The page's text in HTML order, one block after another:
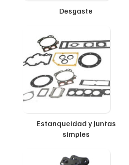
Desgaste
Estanqueidad y Juntas
simples